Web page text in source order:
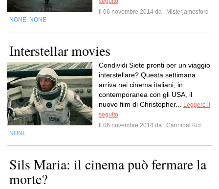
Il 06 novembre 2014 da
Misterjamesford
NONE NONE
Interstellar movies
Condividi Siete pronti per un viaggio
interstellare? Questa settimana
arriva nei cinema italiani, in
contemporanea con gli USA, il
nuovo film di Christopher...
Leggere il
seguito
Il 06 novembre 2014 da
Cannibal Kid
NONE
Sils Maria: il cinema può fermare la
morte?